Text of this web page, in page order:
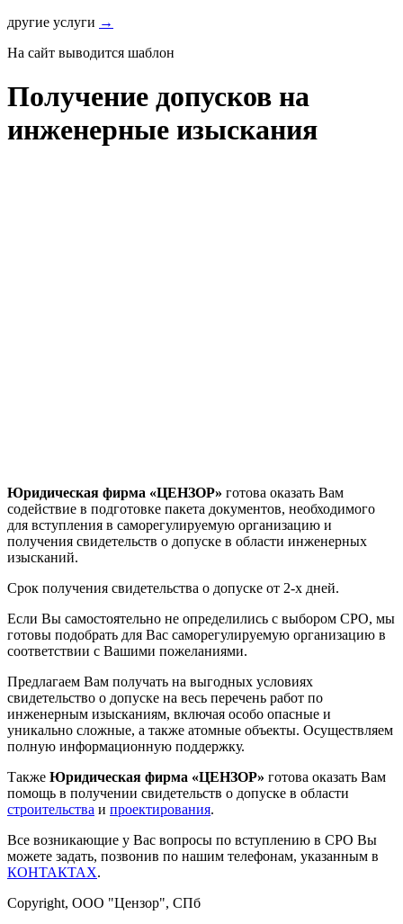
другие услуги →
На сайт выводится шаблон
Получение допусков на
инженерные изыскания
Юридическая фирма «ЦЕНЗОР» готова оказать Вам
содействие в подготовке пакета документов, необходимого
для вступления в саморегулируемую организацию и
получения свидетельств о допуске в области инженерных
изысканий.
Срок получения свидетельства о допуске от 2-х дней.
Если Вы самостоятельно не определились с выбором СРО, мы
готовы подобрать для Вас саморегулируемую организацию в
соответствии с Вашими пожеланиями.
Предлагаем Вам получать на выгодных условиях
свидетельство о допуске на весь перечень работ по
инженерным изысканиям, включая особо опасные и
уникально сложные, а также атомные объекты. Осуществляем
полную информационную поддержку.
Также Юридическая фирма «ЦЕНЗОР» готова оказать Вам
помощь в получении свидетельств о допуске в области
строительства и проектирования.
Все возникающие у Вас вопросы по вступлению в СРО Вы
можете задать, позвонив по нашим телефонам, указанным в
КОНТАКТАХ.
Copyright, ООО "Цензор", СПб